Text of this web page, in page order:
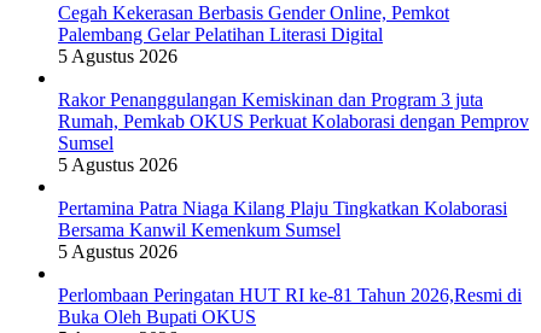
Cegah Kekerasan Berbasis Gender Online, Pemkot
Palembang Gelar Pelatihan Literasi Digital
5 Agustus 2026
Rakor Penanggulangan Kemiskinan dan Program 3 juta
Rumah, Pemkab OKUS Perkuat Kolaborasi dengan Pemprov
Sumsel
5 Agustus 2026
Pertamina Patra Niaga Kilang Plaju Tingkatkan Kolaborasi
Bersama Kanwil Kemenkum Sumsel
5 Agustus 2026
Perlombaan Peringatan HUT RI ke-81 Tahun 2026,Resmi di
Buka Oleh Bupati OKUS